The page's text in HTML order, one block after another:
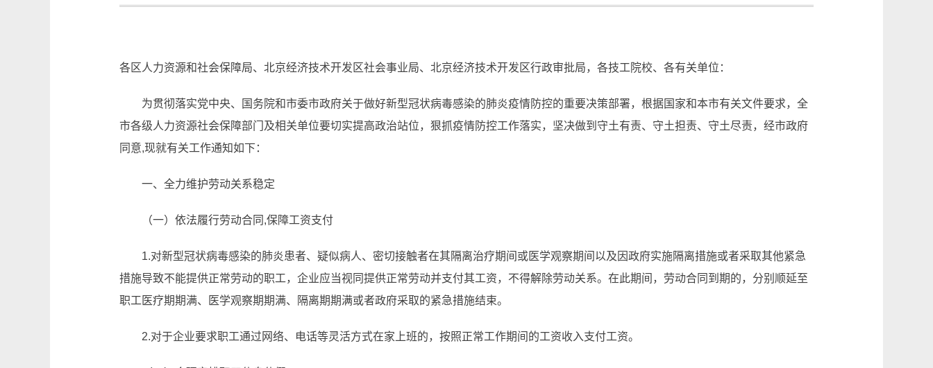
各区人力资源和社会保障局、北京经济技术开发区社会事业局、北京经济技术开发区行政审批局，各技工院校、各有关单位：
为贯彻落实党中央、国务院和市委市政府关于做好新型冠状病毒感染的肺炎疫情防控的重要决策部署，根据国家和本市有关文件要求，全
市各级人力资源社会保障部门及相关单位要切实提高政治站位，狠抓疫情防控工作落实，坚决做到守土有责、守土担责、守土尽责，经市政府
同意,现就有关工作通知如下：
一、全力维护劳动关系稳定
（一）依法履行劳动合同,保障工资支付
1.对新型冠状病毒感染的肺炎患者、疑似病人、密切接触者在其隔离治疗期间或医学观察期间以及因政府实施隔离措施或者采取其他紧急
措施导致不能提供正常劳动的职工，企业应当视同提供正常劳动并支付其工资，不得解除劳动关系。在此期间，劳动合同到期的，分别顺延至
职工医疗期期满、医学观察期期满、隔离期期满或者政府采取的紧急措施结束。
2.对于企业要求职工通过网络、电话等灵活方式在家上班的，按照正常工作期间的工资收入支付工资。